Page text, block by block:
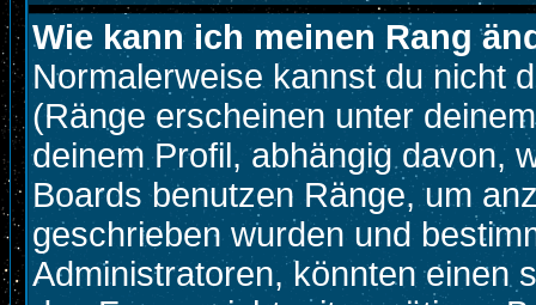
Wie kann ich meinen Rang
Normalerweise kannst du nicht
(Ränge erscheinen unter
deinem Profil, abhängig davon,
Boards benutzen Ränge, um
geschrieben wurden und
Administratoren, könnten einen